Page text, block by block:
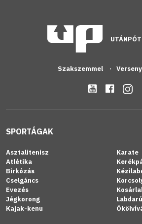
Szakszemmel
SPORTÁGAK
Asztalitenisz
Atlétika
Birkózás
Cselgáncs
Evezés
Jégkorong
Kajak-kenu
Karate